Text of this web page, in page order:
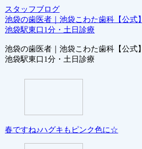
スタッフブログ
池袋の歯医者｜池袋こわた歯科【公式】
池袋駅東口1分・土日診療
池袋の歯医者｜池袋こわた歯科【公式】
池袋駅東口1分・土日診療
春ですね♪ハグキもピンク色に☆